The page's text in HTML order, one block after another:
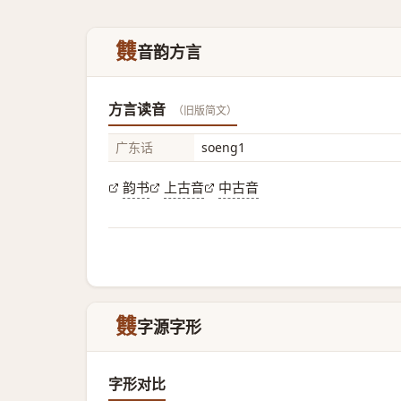
䨇音韵方言
方言读音 （旧版简文）
广东话 soeng1
韵书 上古音 中古音
䨇字源字形
字形对比